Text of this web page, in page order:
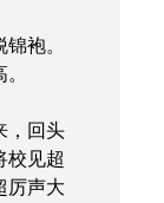
袍。
回头
校见超
厉声大